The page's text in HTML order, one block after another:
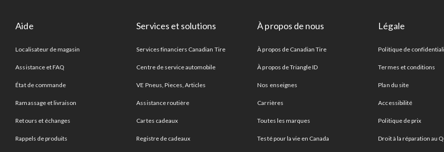
Aide
Localisateur de magasin
Assistance et FAQ
État de commande
Ramassage et livraison
Retours et échanges
Rappels de produits
Services et solutions
Services financiers Canadian Tire
Centre de service automobile
VE Pneus, Pieces, Articles
Assistance routière
Cartes cadeaux
Registre de cadeaux
À propos de nous
À propos de Canadian Tire
À propos de Triangle ID
Nos enseignes
Carrières
Toutes les marques
Testé pour la vie en Canada
Légale
Politique de
Termes et conditions
Plan du site
Accessibilité
Politique de prix
Droit à la réparation au